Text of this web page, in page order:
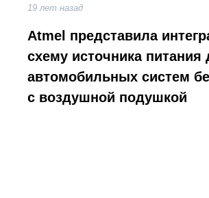
19 лет назад
Atmel представила
схему источника питания
автомобильных систем
с воздушной подушкой